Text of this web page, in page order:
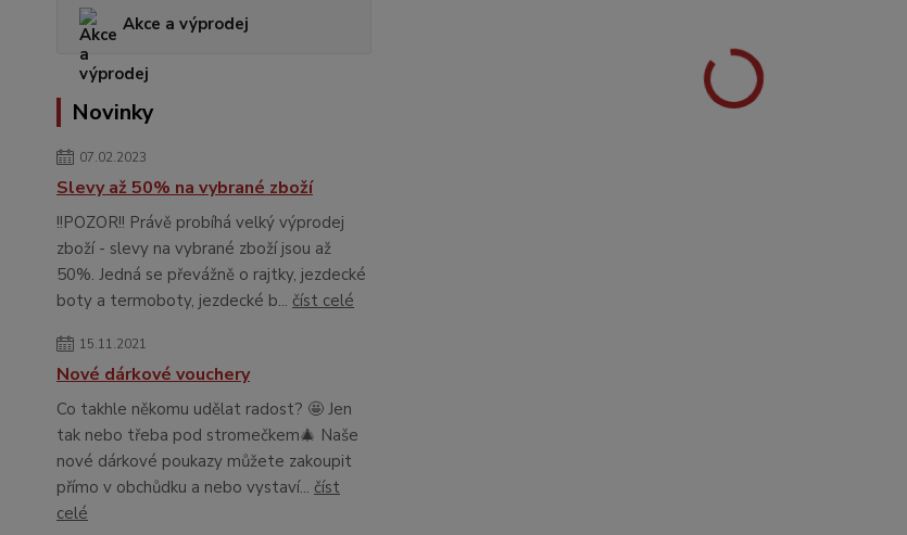
Akce a výprodej
Novinky
07.02.2023
Slevy až 50% na vybrané zboží
!!POZOR!! Právě probíhá velký výprodej
zboží - slevy na vybrané zboží jsou až
50%. Jedná se převážně o rajtky, jezdecké
boty a termoboty, jezdecké b... číst celé
15.11.2021
Nové dárkové vouchery
Co takhle někomu udělat radost? 🤩 Jen
tak nebo třeba pod stromečkem🎄 Naše
nové dárkové poukazy můžete zakoupit
přímo v obchůdku a nebo vystaví... číst
celé